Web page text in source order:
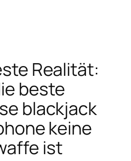
Realität:
beste
blackjack
keine
ist